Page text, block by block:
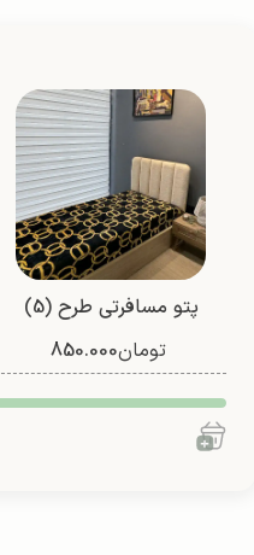
پتو مسافرتی طرح (5)
فانتزی (یک نفره/ دو نفره)
تومان850.000